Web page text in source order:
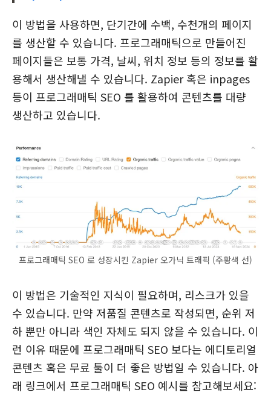
이 방법을 사용하면, 단기간에 수백, 수천개의 페이지
를 생산할 수 있습니다. 프로그래매틱으로 만들어진
페이지들은 보통 가격, 날씨, 위치 정보 등의 정보를 활
용해서 생산해낼 수 있습니다. Zapier 혹은 inpages
등이 프로그래매틱 SEO 를 활용하여 콘텐츠를 대량
생산하고 있습니다.
프로그래매틱 SEO 로 성장시킨 Zapier 오가닉 트래픽 (주황색 선)
이 방법은 기술적인 지식이 필요하며, 리스크가 있을
수 있습니다. 만약 저품질 콘텐츠로 작성되면, 순위 저
하 뿐만 아니라 색인 자체도 되지 않을 수 있습니다. 이
런 이유 때문에 프로그래매틱 SEO 보다는 에디토리얼
콘텐츠 혹은 무료 툴이 더 좋은 방법일 수 있습니다. 아
래 링크에서 프로그래매틱 SEO 예시를 참고해보세요: